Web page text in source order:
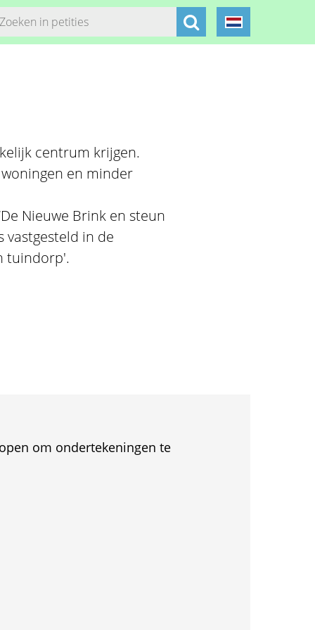
centrum krijgen.
en minder
Nieuwe Brink en steun
in de
tuindorp'.
om ondertekeningen te